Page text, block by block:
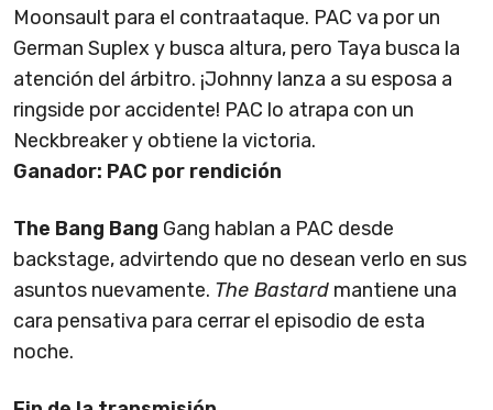
Moonsault para el contraataque. PAC va por un
German Suplex y busca altura, pero Taya busca la
atención del árbitro. ¡Johnny lanza a su esposa a
ringside por accidente! PAC lo atrapa con un
Neckbreaker y obtiene la victoria.
Ganador: PAC por rendición
The Bang Bang Gang hablan a PAC desde
backstage, advirtendo que no desean verlo en sus
asuntos nuevamente. The Bastard mantiene una
cara pensativa para cerrar el episodio de esta
noche.